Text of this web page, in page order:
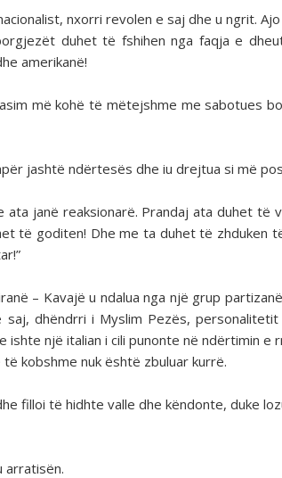
nxorri revolen e saj dhe u ngrit.
duhet të fshihen nga faqja e
amerikanë!
më kohë të mëtejshme me sabotues
jashtë ndërtesës dhe iu drejtua si më
janë reaksionarë. Prandaj ata duhet të
të goditen! Dhe me ta duhet të zhduken
– Kavajë u ndalua nga një grup
dhëndrri i Myslim Pezës,
një italian i cili punonte në ndërtimin e
kobshme nuk është zbuluar kurrë.
filloi të hidhte valle dhe këndonte, duke
arratisën.